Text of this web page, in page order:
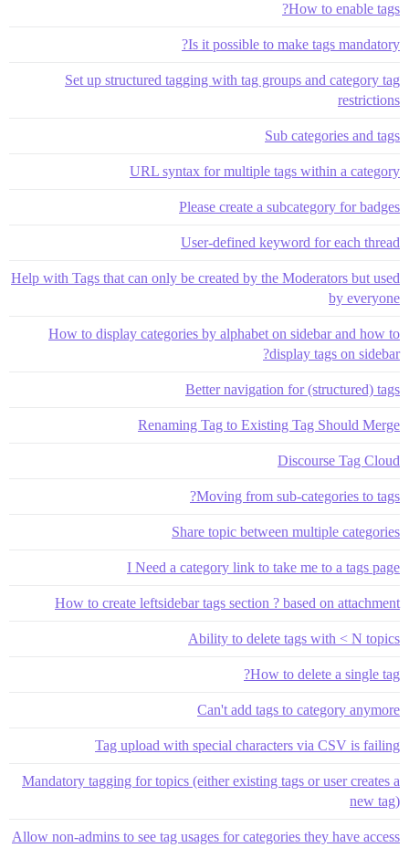
How to enable tags?
Is it possible to make tags mandatory?
Set up structured tagging with tag groups and category tag
restrictions
Sub categories and tags
URL syntax for multiple tags within a category
Please create a subcategory for badges
User-defined keyword for each thread
Help with Tags that can only be created by the Moderators but used
by everyone
How to display categories by alphabet on sidebar and how to
display tags on sidebar?
Better navigation for (structured) tags
Renaming Tag to Existing Tag Should Merge
Discourse Tag Cloud
Moving from sub-categories to tags?
Share topic between multiple categories
I Need a category link to take me to a tags page
How to create leftsidebar tags section ? based on attachment
Ability to delete tags with < N topics
How to delete a single tag?
Can't add tags to category anymore
Tag upload with special characters via CSV is failing
Mandatory tagging for topics (either existing tags or user creates a
new tag)
Allow non-admins to see tag usages for categories they have access